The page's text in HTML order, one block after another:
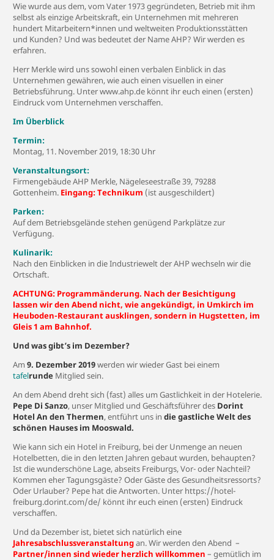
Wie wurde aus dem, vom Vater 1973 gegründeten, Betrieb mit ihm
selbst als einzige Arbeitskraft, ein Unternehmen mit mehreren
hundert Mitarbeitern*innen und weltweiten Produktionsstätten
und Kunden? Und was bedeutet der Name AHP? Wir werden es
erfahren.
Herr Merkle wird uns sowohl einen verbalen Einblick in das
Unternehmen gewähren, wie auch einen visuellen in einer
Betriebsführung. Unter www.ahp.de könnt ihr euch einen (ersten)
Eindruck vom Unternehmen verschaffen.
Im Überblick
Termin:
Montag, 11. November 2019, 18:30 Uhr
Veranstaltungsort:
Firmengebäude AHP Merkle, Nägeleseestraße 39, 79288
Gottenheim. Eingang: Technikum (ist ausgeschildert)
Parken:
Auf dem Betriebsgelände stehen genügend Parkplätze zur
Verfügung.
Kulinarik:
Nach den Einblicken in die Industriewelt der AHP wechseln wir die
Ortschaft.
ACHTUNG: Programmänderung. Nach der Besichtigung
lassen wir den Abend nicht, wie angekündigt, in Umkirch im
Heuboden-Restaurant ausklingen, sondern in Hugstetten, im
Gleis 1 am Bahnhof.
Und was gibt’s im Dezember?
Am 9. Dezember 2019werden wir wieder Gast bei einem
tafelrunde Mitglied sein.
An dem Abend dreht sich (fast) alles um Gastlichkeit in der Hotelerie.
Pepe Di Sanzo, unser Mitglied und Geschäftsführer des Dorint
Hotel An den Thermen, entführt uns in die gastliche Welt des
schönen Hauses im Mooswald.
Wie kann sich ein Hotel in Freiburg, bei der Unmenge an neuen
Hotelbetten, die in den letzten Jahren gebaut wurden, behaupten?
Ist die wunderschöne Lage, abseits Freiburgs, Vor- oder Nachteil?
Kommen eher Tagungsgäste? Oder Gäste des Gesundheitsressorts?
Oder Urlauber? Pepe hat die Antworten. Unter https://hotel-
freiburg.dorint.com/de/ könnt ihr euch einen (ersten) Eindruck
verschaffen.
Und da Dezember ist, bietet sich natürlich eine
Jahresabschlussveranstaltungan. Wir werden den Abend –
Partner/innen sind wieder herzlich willkommen – gemütlich im